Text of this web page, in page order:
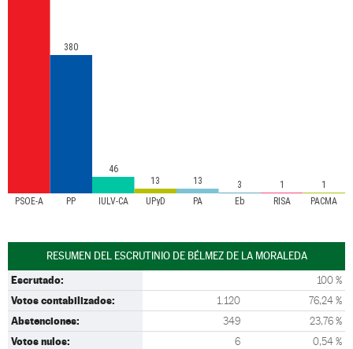
PSOE-A PP IULV-CA UPyD PA Eb RISA PACMA
380
46
13
13 3 1 1
RESUMEN DEL ESCRUTINIO DE BÉLMEZ DE LA MORALEDA
Escrutado: 100 %
Votos contabilizados: 1.120 76,24 %
Abstenciones: 349 23,76 %
Votos nulos: 6 0,54 %